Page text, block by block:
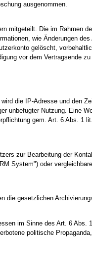
ausgenommen.
mitgeteilt. Die im Rahmen
wie Änderungen
gelöscht,
vor dem Vertragsende
die IP-Adresse und den
unbefugter Nutzung. Eine
gem. Art. 6 Abs. 1
zur Bearbeitung der
System") oder
die gesetzlichen
im Sinne des Art. 6 Abs.
politische